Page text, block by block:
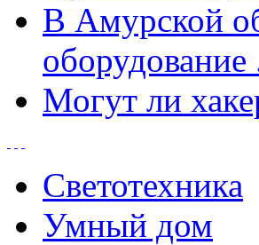
В Амурской
оборудование
Могут ли
Светотехника
Умный дом